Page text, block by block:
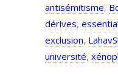
antisémitisme,
dérives,
exclusion,
université,